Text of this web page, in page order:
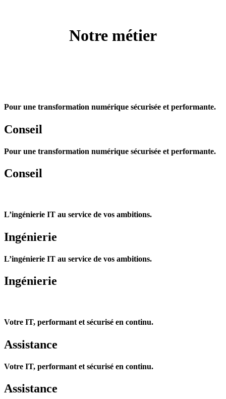
Notre métier
Pour une transformation numérique sécurisée et performante.
Conseil
Pour une transformation numérique sécurisée et performante.
Conseil
L’ingénierie IT au service de vos ambitions.
Ingénierie
L’ingénierie IT au service de vos ambitions.
Ingénierie
Votre IT, performant et sécurisé en continu.
Assistance
Votre IT, performant et sécurisé en continu.
Assistance